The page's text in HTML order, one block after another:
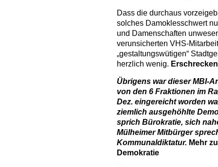
Dass die durchaus
solches Damoklesschwert
und Damenschaften
verunsicherten VHS-
„gestaltungswütigen“
herzlich wenig.
Übrigens war dieser MBI-
von den 6 Fraktionen im
Dez. eingereicht worden
ziemlich ausgehöhlte
sprich Bürokratie, sich
Mülheimer Mitbürger
Kommunaldiktatur. Mehr
Demokratie